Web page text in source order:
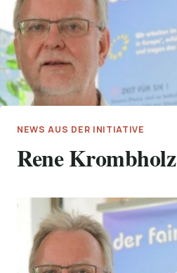
NEWS AUS DER INITIATIVE
Rene Krombholz